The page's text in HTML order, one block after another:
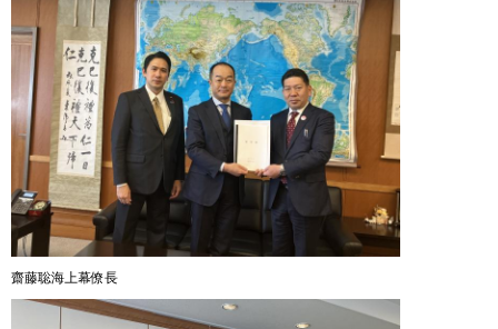
齋藤聡海上幕僚長